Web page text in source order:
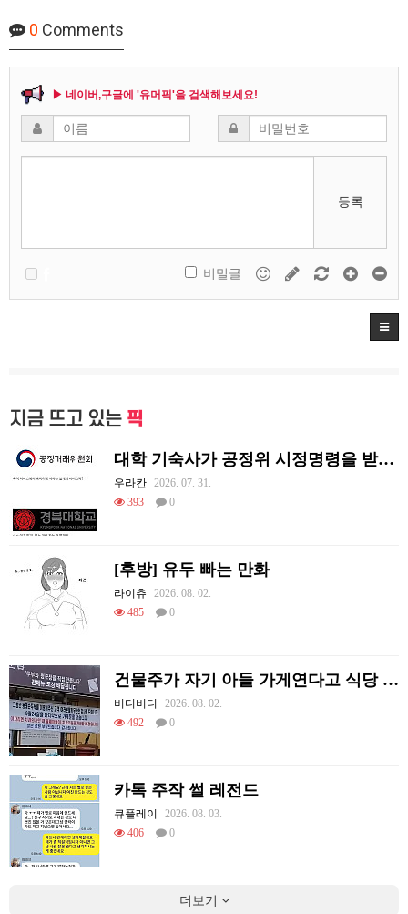
0 Comments
▶ 네이버,구글에 '유머픽'을 검색해보세요!
등록
비밀글
지금 뜨고 있는 픽
대학 기숙사가 공정위 시정명령을 받게 된 썰.jpg
우라칸 2026. 07. 31.
393
0
[후방] 유두 빠는 만화
라이츄
2026. 08. 02.
485
0
건물주가 자기 아들 가게연다고 식당 폐업시킴
버디버디
2026. 08. 02.
492
0
카톡 주작 썰 레전드
큐플레이
2026. 08. 03.
406
0
더보기